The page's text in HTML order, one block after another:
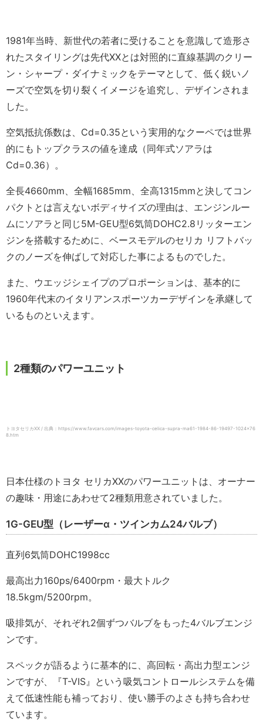
1981年当時、新世代の若者に受けることを意識して造形さ
れたスタイリングは先代XXとは対照的に直線基調のクリー
ン・シャープ・ダイナミックをテーマとして、低く鋭いノ
ーズで空気を切り裂くイメージを追究し、デザインされま
した。
空気抵抗係数は、Cd=0.35という実用的なクーペでは世界
的にもトップクラスの値を達成（同年式ソアラは
Cd=0.36）。
全長4660mm、全幅1685mm、全高1315mmと決してコン
パクトとは言えないボディサイズの理由は、エンジンルー
ムにソアラと同じ5M-GEU型6気筒DOHC2.8リッターエン
ジンを搭載するために、ベースモデルのセリカ リフトバッ
クのノーズを伸ばして対応した事によるものでした。
また、ウエッジシェイプのプロポーションは、基本的に
1960年代末のイタリアンスポーツカーデザインを承継して
いるものといえます。
2種類のパワーユニット
トヨタセリカXX / 出典：https://www.favcars.com/images-toyota-celica-supra-ma61-1984-86-19497-1024×76
8.htm
日本仕様のトヨタ セリカXXのパワーユニットは、オーナー
の趣味・用途にあわせて2種類用意されていました。
1G-GEU型（レーザーα・ツインカム24バルブ）
直列6気筒DOHC1998cc
最高出力160ps/6400rpm・最大トルク
18.5kgm/5200rpm。
吸排気が、それぞれ2個ずつバルブをもった4バルブエンジ
ンです。
スペックが語るように基本的に、高回転・高出力型エンジ
ンですが、『T-VIS』という吸気コントロールシステムを備
えて低速性能も補っており、使い勝手のよさも持ち合わせ
ています。